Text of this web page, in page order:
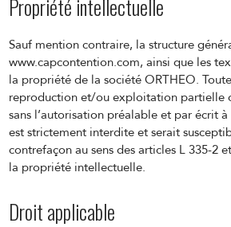
Propriété intellectuelle
Sauf mention contraire, la structure
www.capcontention.com, ainsi que les
la propriété de la société ORTHEO.
reproduction et/ou exploitation partielle
sans l’autorisation préalable et par écrit
est strictement interdite et serait
contrefaçon au sens des articles L 335-2
la propriété intellectuelle.
Droit applicable